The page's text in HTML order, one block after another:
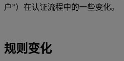
户”）在认证流程中的一些变化。
规则变化